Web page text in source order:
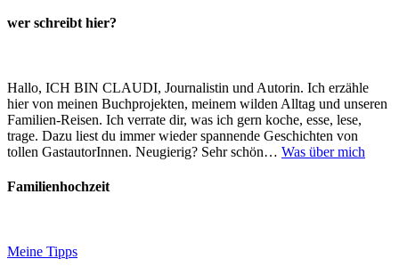
wer schreibt hier?
Hallo, ICH BIN CLAUDI, Journalistin und Autorin. Ich erzähle
hier von meinen Buchprojekten, meinem wilden Alltag und unseren
Familien-Reisen. Ich verrate dir, was ich gern koche, esse, lese,
trage. Dazu liest du immer wieder spannende Geschichten von
tollen GastautorInnen. Neugierig? Sehr schön… Was über mich
Familienhochzeit
Meine Tipps